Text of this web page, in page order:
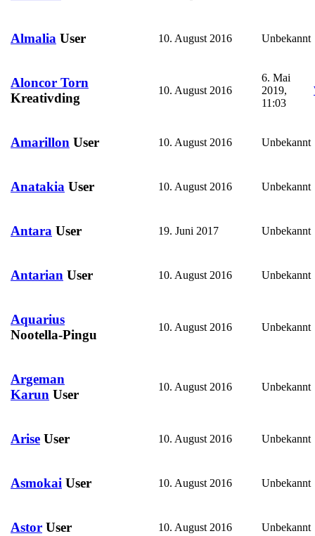
Almalia User 10. August 2016 Unbekannt
Aloncor Torn
Kreativding
10. August 2016
6. Mai
2019,
11:03
Amarillon User 10. August 2016 Unbekannt
Anatakia User 10. August 2016 Unbekannt
Antara User 19. Juni 2017 Unbekannt
Antarian User 10. August 2016 Unbekannt
Aquarius
Nootella-Pingu
10. August 2016 Unbekannt
Argeman
Karun User
10. August 2016 Unbekannt
Arise User 10. August 2016 Unbekannt
Asmokai User 10. August 2016 Unbekannt
Astor User 10. August 2016 Unbekannt